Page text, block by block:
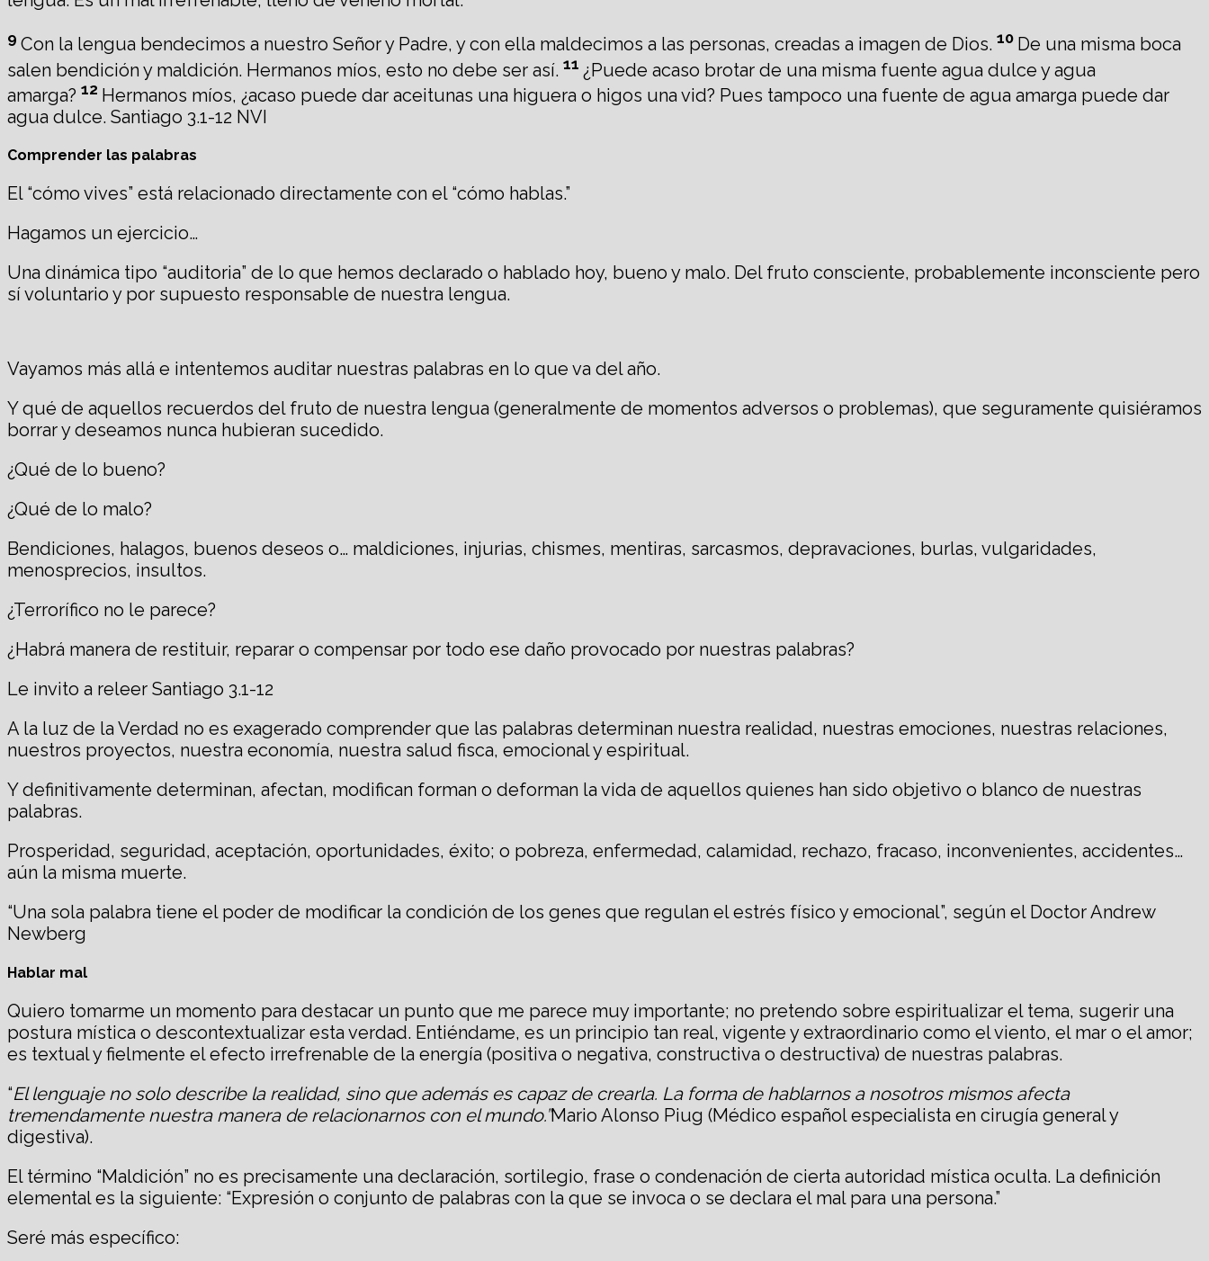
9 Con la lengua bendecimos a nuestro Señor y Padre, y con ella maldecimos a las personas, creadas a imagen de Dios. 10 De una misma boca
salen bendición y maldición. Hermanos míos, esto no debe ser así. 11 ¿Puede acaso brotar de una misma fuente agua dulce y agua
amarga? 12 Hermanos míos, ¿acaso puede dar aceitunas una higuera o higos una vid? Pues tampoco una fuente de agua amarga puede dar
agua dulce. Santiago 3.1-12 NVI
Comprender las palabras
El “cómo vives” está relacionado directamente con el “cómo hablas.”
Hagamos un ejercicio…
Una dinámica tipo “auditoria” de lo que hemos declarado o hablado hoy, bueno y malo. Del fruto consciente, probablemente inconsciente pero
sí voluntario y por supuesto responsable de nuestra lengua.
Vayamos más allá e intentemos auditar nuestras palabras en lo que va del año.
Y qué de aquellos recuerdos del fruto de nuestra lengua (generalmente de momentos adversos o problemas), que seguramente quisiéramos
borrar y deseamos nunca hubieran sucedido.
¿Qué de lo bueno?
¿Qué de lo malo?
Bendiciones, halagos, buenos deseos o… maldiciones, injurias, chismes, mentiras, sarcasmos, depravaciones, burlas, vulgaridades,
menosprecios, insultos.
¿Terrorífico no le parece?
¿Habrá manera de restituir, reparar o compensar por todo ese daño provocado por nuestras palabras?
Le invito a releer Santiago 3.1-12
A la luz de la Verdad no es exagerado comprender que las palabras determinan nuestra realidad, nuestras emociones, nuestras relaciones,
nuestros proyectos, nuestra economía, nuestra salud fisca, emocional y espiritual.
Y definitivamente determinan, afectan, modifican forman o deforman la vida de aquellos quienes han sido objetivo o blanco de nuestras
palabras.
Prosperidad, seguridad, aceptación, oportunidades, éxito; o pobreza, enfermedad, calamidad, rechazo, fracaso, inconvenientes, accidentes…
aún la misma muerte.
“Una sola palabra tiene el poder de modificar la condición de los genes que regulan el estrés físico y emocional”, según el Doctor Andrew
Newberg
Hablar mal
Quiero tomarme un momento para destacar un punto que me parece muy importante; no pretendo sobre espiritualizar el tema, sugerir una
postura mística o descontextualizar esta verdad. Entiéndame, es un principio tan real, vigente y extraordinario como el viento, el mar o el amor;
es textual y fielmente el efecto irrefrenable de la energía (positiva o negativa, constructiva o destructiva) de nuestras palabras.
“El lenguaje no solo describe la realidad, sino que además es capaz de crearla. La forma de hablarnos a nosotros mismos afecta
tremendamente nuestra manera de relacionarnos con el mundo.”Mario Alonso Piug (Médico español especialista en cirugía general y
digestiva).
El término “Maldición” no es precisamente una declaración, sortilegio, frase o condenación de cierta autoridad mística oculta. La definición
elemental es la siguiente: “Expresión o conjunto de palabras con la que se invoca o se declara el mal para una persona.”
Seré más específico: